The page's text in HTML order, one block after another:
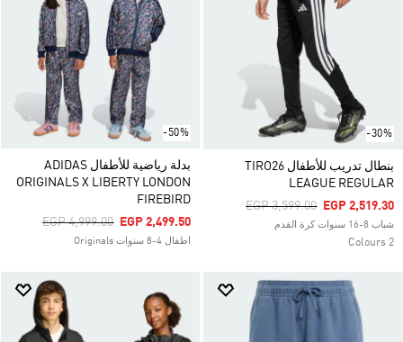
-30%
بنطال تدريب للأطفال TIRO26
LEAGUE REGULAR
Price Reduced From
EGP 3,599.00ToEGP 2,519.30
شباب 8-16 سنوات كرة القدم
2 Colours
-50%
بدلة رياضية للأطفال ADIDAS
ORIGINALS X LIBERTY LONDON
FIREBIRD
Price Reduced From
EGP 4,999.00ToEGP 2,499.50
اطفال 4-8 سنوات Originals